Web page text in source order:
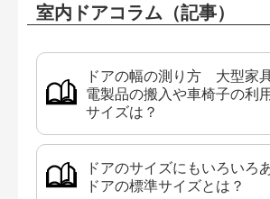
室内ドアコラム（記事）
ドアの幅の測り方 大型家
電製品の搬入や車椅子の利
サイズは？
ドアのサイズにもいろいろ
ドアの標準サイズとは？